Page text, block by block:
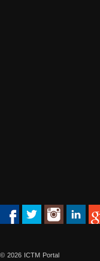
© 2026 ICTM Portal